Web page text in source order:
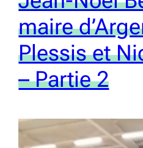
maire
Plessis et
– Partie 2